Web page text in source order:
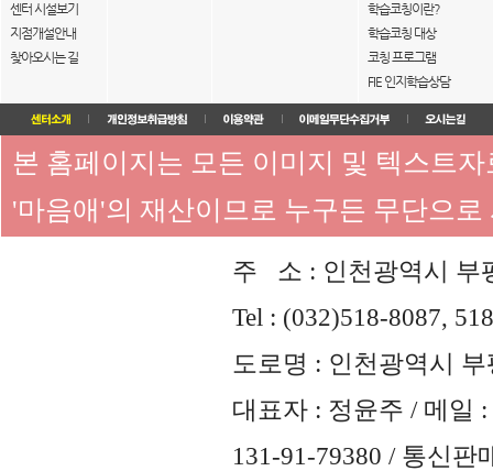
센터 시설보기
지점개설안내
찾아오시는 길
학습코칭이란?
학습코칭 대상
코칭 프로그램
FIE 인지학습상담
본 홈페이지는 모든 이미지 및 텍스트
'마음애'의 재산이므로 누구든 무단으
주 소 : 인천광역시 부
Tel : (032)518-8087,
도로명 : 인천광역시
대표자 : 정윤주 / 메일 :
131-91-79380 / 통신판